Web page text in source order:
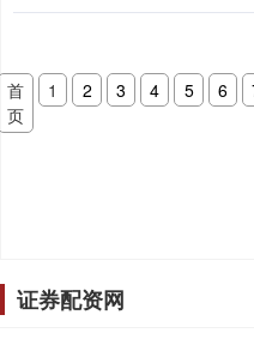
首
页
1 2 3 4 5 6
证券配资网